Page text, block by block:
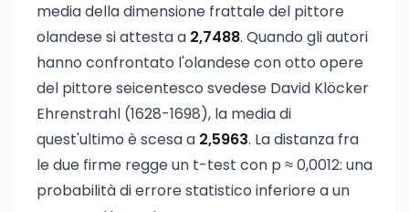
media della dimensione frattale del pittore
olandese si attesta a 2,7488. Quando gli autori
hanno confrontato l'olandese con otto opere
del pittore seicentesco svedese David Klöcker
Ehrenstrahl (1628-1698), la media di
quest'ultimo è scesa a 2,5963. La distanza fra
le due firme regge un t-test con p ≈ 0,0012: una
probabilità di errore statistico inferiore a un